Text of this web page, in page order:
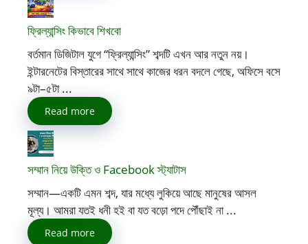
ফ্রিল্যান্সিং কিভাবে শিখবো
বর্তমান ডিজিটাল যুগে “ফ্রিল্যান্সিং” শব্দটি এখন আর নতুন নয়।
ইন্টারনেটের বিস্তারের সাথে সাথে কাজের ধরন বদলে গেছে, অফিসে বসে
৯টা–৫টা ...
Read more
সম্মান নিয়ে উক্তি ও Facebook স্ট্যাটাস
সম্মান—একটি এমন শব্দ, যার মধ্যে লুকিয়ে আছে মানুষের আসল
মূল্য। আমরা যতই ধনী হই বা যত বড়ো পদে পৌঁছাই না ...
Read more